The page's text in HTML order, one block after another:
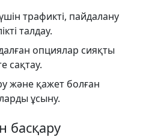
трафикті, пайдалану
талдау.
опциялар сияқты
сақтау.
және қажет болған
ұсыну.
басқару